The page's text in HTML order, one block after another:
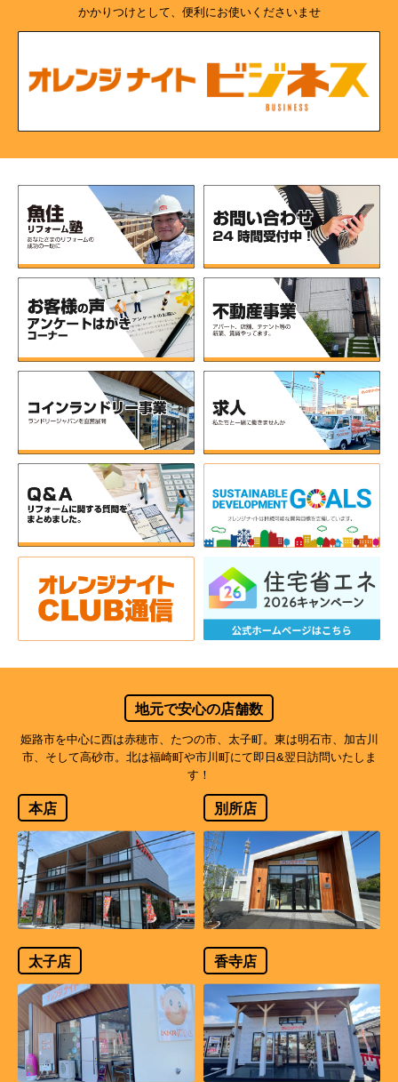
かかりつけとして、便利にお使いくださいませ
地元で安心の店舗数
姫路市を中心に西は赤穂市、たつの市、太子町。東は明石市、加古川
市、そして高砂市。北は福崎町や市川町にて即日&翌日訪問いたしま
す！
本店 別所店
太子店 香寺店